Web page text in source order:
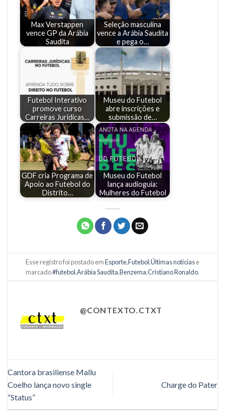
Max Verstappen
vence GP da Arábia
Saudita
Seleção masculina
vence a Arábia Saudita
e pega o…
Futebol Interativo
promove curso
Carreiras Jurídicas…
Museu do Futebol
abre inscrições e
submissão de…
GDF cria Programa de
Apoio ao Futebol do
Distrito…
Museu do Futebol
lança audioguia:
Mulheres do Futebol
Esse registro foi postado emEsporte,Futebol,Últimas notíciase
marcado#futebol,Arábia Saudita,Benzema,Cristiano Ronaldo.
@CONTEXTO.CTXT
Cantora brasiliense Mallu
Coelho lança novo single
“Status”
Charge do Pater